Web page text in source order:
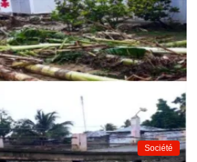
Société